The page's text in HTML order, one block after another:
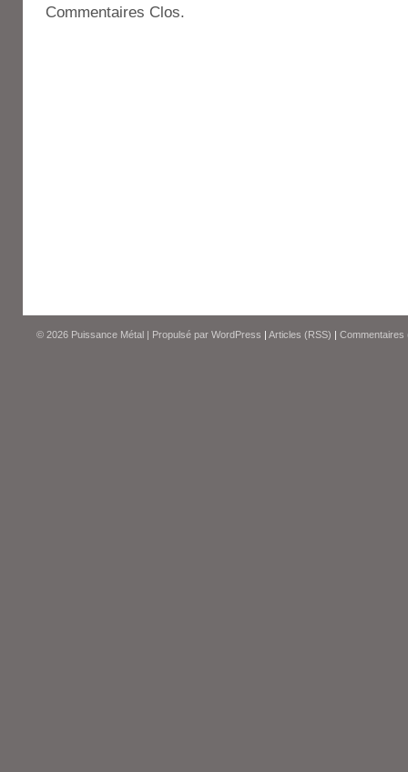
Commentaires Clos.
© 2026 Puissance Métal | Propulsé par WordPress | Articles (RSS) | Commentaires